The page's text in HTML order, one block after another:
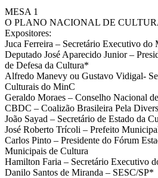
MESA 1
O PLANO NACIONAL DE
Expositores:
Juca Ferreira – Secretário Executivo do
Deputado José Aparecido Junior –
de Defesa da Cultura*
Alfredo Manevy ou Gustavo Vidigal-
Culturais do MinC
Geraldo Moraes – Conselho Nacional
CBDC – Coalizão Brasileira Pela
João Sayad – Secretário de Estado da
José Roberto Trícoli – Prefeito
Carlos Pinto – Presidente do Fórum
Municipais de Cultura
Hamilton Faria – Secretário Executivo
Danilo Santos de Miranda – SESC/SP*